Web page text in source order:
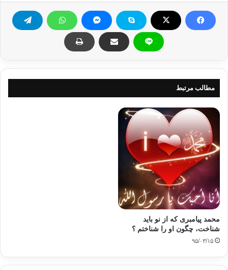
( يا ايها الناس قد جاء كم الرسول بالحق من ربكم فآمنوا به ) النساء: 170
اي مردم براستي حق و درستي فرستاده اي از طرف پروردگارتان به ميان
شما آمده است، پس به او ايمان بياوريد”.
و مي فرمايد: (هو الذي بعث في الأمين رسولا منهم يتلوا عليهم آياته و يزكيهم
"خداوند كسي است كه از ميان بيسوادان پيامبري را برانگيخت و او را به
ميانشان فرستاد،تا آيات خداوند را برايشان بخواند و آنان را پاك گرداند، و او
بديشان كتاب ( قرآن ) و حكمت ( سنت ) را مي آموزد. آنان پيش از آن در
3- رسول خدا صلي الله عليه و سلم در مورد ختم نبوت به رسالت ايشان و
وجوب فرمانبرداري و عموميت آن مي فرمايد: " من بنده خداوند و آخرين
پيامبر او هستم…". . و مي فرمايد: " مثال من و پيامبران قبل از من اينگونه
است كه، كسي منزلي را به بهترين صورت بسازد، و تنها يك جاي آن را تكميل
ننموده باشد، وقتي كه مردم آن منزل را مي بينند و از زيبايي آن در شگفت
مي شوند، مي گويند: كاش اين كمبود را نمي داشت ! رسالت من آن كمبودي
را در ساختمان رسالت پيامبران تكميل مي گرداند”. و مي فرمايد: "سوگند به
كسي كه جان من در اختيار اوست، هيچكس از شما ايمان ندارد مگر آنكه مرا
از فرزند و پدر و مادر و همه مردم بيشتر دوست نداشته باشد”. و همچنين مي
همه سخنها را در بردارد به من داده شده، بر ترس چيره شده ام، غنيمت ها
بر ما حلال است، همه زمين براي ما پاك و عبادتگاه مي باشد،من براي هدايت
4- تورات و انجيل بعثت، رسالت و نبوت او را گواهي نموده و موسي و عيسي
مطالب مرتبط
محمد پیامبری که از نو باید
شناخت، چگون او را شناختم ؟
۹۵/۰۳/۱۵